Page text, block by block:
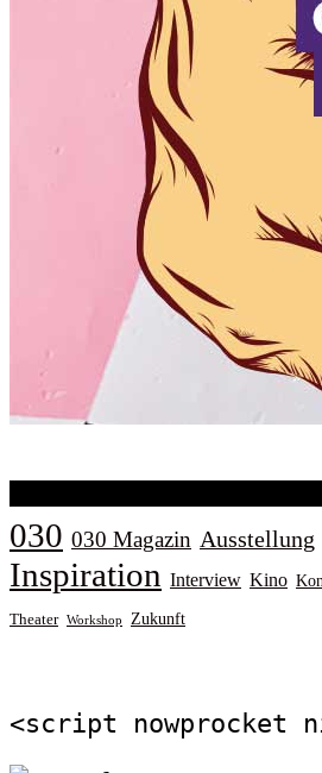
030 030 Magazin Ausstellung
Inspiration Interview Kino
Theater Workshop Zukunft
<script nowprocket